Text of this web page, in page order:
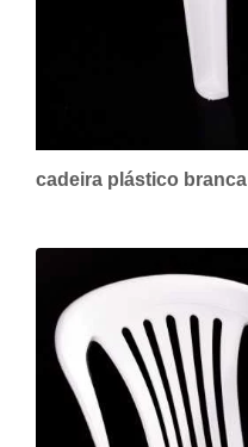
cadeira plástico branca